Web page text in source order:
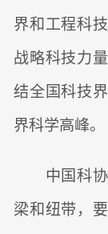
界和工程科
战略科技力
结全国科技
界科学高峰。
中国科协
梁和纽带，